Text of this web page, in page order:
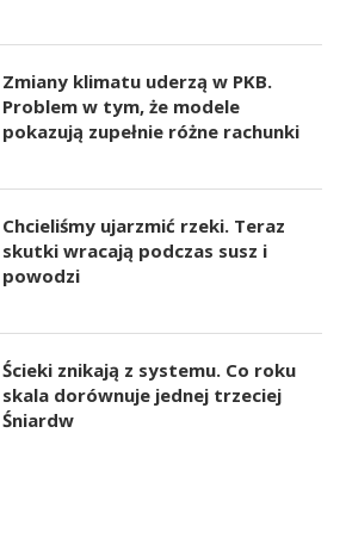
Zmiany klimatu uderzą w PKB.
Problem w tym, że modele
pokazują zupełnie różne rachunki
Chcieliśmy ujarzmić rzeki. Teraz
skutki wracają podczas susz i
powodzi
Ścieki znikają z systemu. Co roku
skala dorównuje jednej trzeciej
Śniardw